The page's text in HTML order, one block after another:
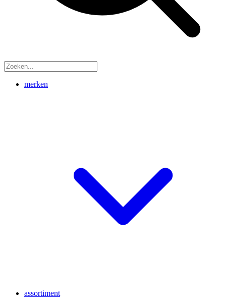
merken
assortiment